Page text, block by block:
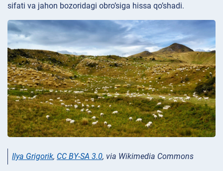
sifati va jahon bozoridagi obro’siga hissa qo’shadi.
Ilya Grigorik, CC BY-SA 3.0, via Wikimedia Commons